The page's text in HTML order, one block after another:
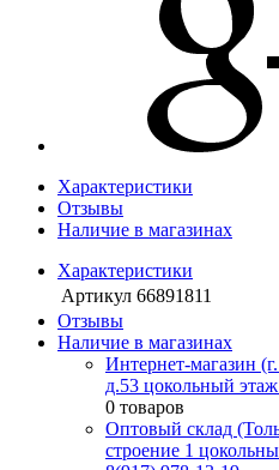
Характеристики
Отзывы
Наличие в магазинах
Характеристики
Артикул 66891811
Отзывы
Наличие в магазинах
Интернет-магазин
д.53 цокольный
0 товаров
Оптовый склад
строение 1